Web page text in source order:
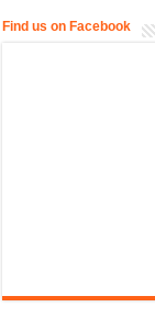
Find us on Facebook